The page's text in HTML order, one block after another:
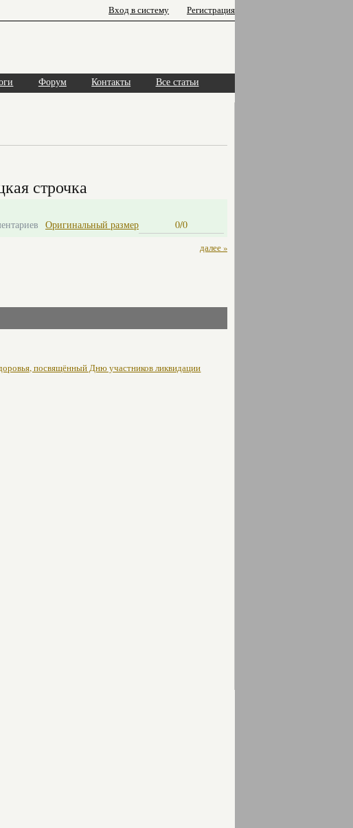
Вход в систему Регистрация
Форум Контакты Все статьи
строчка
0/0
Оригинальный размер
далее »
посвящённый Дню участников ликвидации